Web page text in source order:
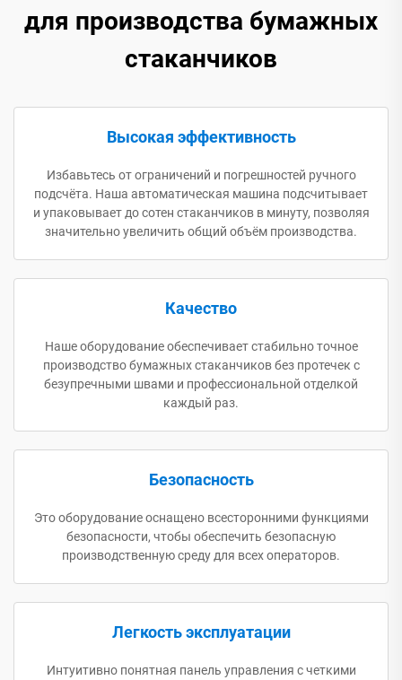
для производства бумажных
стаканчиков
Высокая эффективность
Избавьтесь от ограничений и погрешностей ручного
подсчёта. Наша автоматическая машина подсчитывает
и упаковывает до сотен стаканчиков в минуту, позволяя
значительно увеличить общий объём производства.
Качество
Наше оборудование обеспечивает стабильно точное
производство бумажных стаканчиков без протечек с
безупречными швами и профессиональной отделкой
каждый раз.
Безопасность
Это оборудование оснащено всесторонними функциями
безопасности, чтобы обеспечить безопасную
производственную среду для всех операторов.
Легкость эксплуатации
Интуитивно понятная панель управления с четкими